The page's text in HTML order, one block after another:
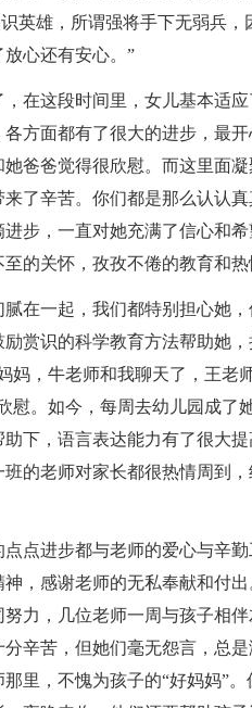
英雄，所谓强将手下无弱兵，
心还有安心。”
在这段时间里，女儿基本适
方面都有了很大的进步，最
爸爸觉得很欣慰。而这里面
了辛苦。你们都是那么认认
步，一直对她充满了信心和
的关怀，孜孜不倦的教育和热
在一起，我们都特别担心她
赏识的科学教育方法帮助她
妈，牛老师和我聊天了，王老
慰。如今，每周去幼儿园成了
下，语言表达能力有了很大
的老师对家长都很热情周到
点进步都与老师的爱心与辛
，感谢老师的无私奉献和付
力，几位老师一周与孩子相
辛苦，但她们毫无怨言，总
里，不愧为孩子的“好妈妈”